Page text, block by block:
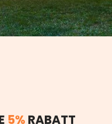
5% RABATT